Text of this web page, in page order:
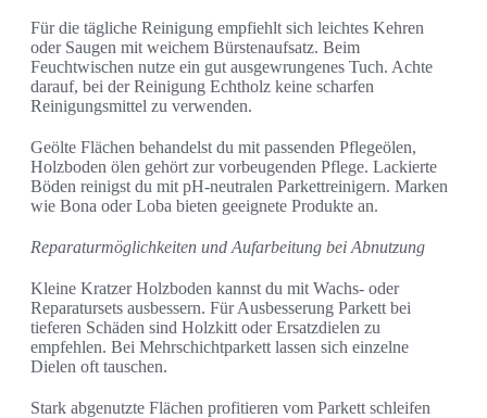
Für die tägliche Reinigung empfiehlt sich leichtes Kehren
oder Saugen mit weichem Bürstenaufsatz. Beim
Feuchtwischen nutze ein gut ausgewrungenes Tuch. Achte
darauf, bei der Reinigung Echtholz keine scharfen
Reinigungsmittel zu verwenden.
Geölte Flächen behandelst du mit passenden Pflegeölen,
Holzboden ölen gehört zur vorbeugenden Pflege. Lackierte
Böden reinigst du mit pH-neutralen Parkettreinigern. Marken
wie Bona oder Loba bieten geeignete Produkte an.
Reparaturmöglichkeiten und Aufarbeitung bei Abnutzung
Kleine Kratzer Holzboden kannst du mit Wachs- oder
Reparatursets ausbessern. Für Ausbesserung Parkett bei
tieferen Schäden sind Holzkitt oder Ersatzdielen zu
empfehlen. Bei Mehrschichtparkett lassen sich einzelne
Dielen oft tauschen.
Stark abgenutzte Flächen profitieren vom Parkett schleifen